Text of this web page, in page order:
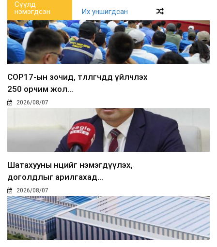
Сүүлд
нэмэгдсэн
Их уншигдсан
COP17-ын зочид, төлөөлөгчдөд үйлчлэх
250 орчим жол...
2026/08/07
Шатахууны нөөцийг нэмэгдүүлэх,
доголдлыг арилгахад...
2026/08/07